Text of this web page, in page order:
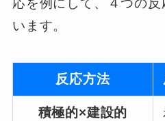
応を例にして、４つの
います。
反応方法
積極的×建設的